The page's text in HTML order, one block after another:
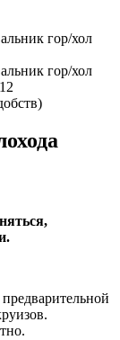
гор/хол
гор/хол